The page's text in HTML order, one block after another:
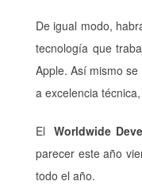
De igual modo,
tecnología que
Apple. Así mismo
a excelencia
El Worldwide
parecer este año
todo el año.